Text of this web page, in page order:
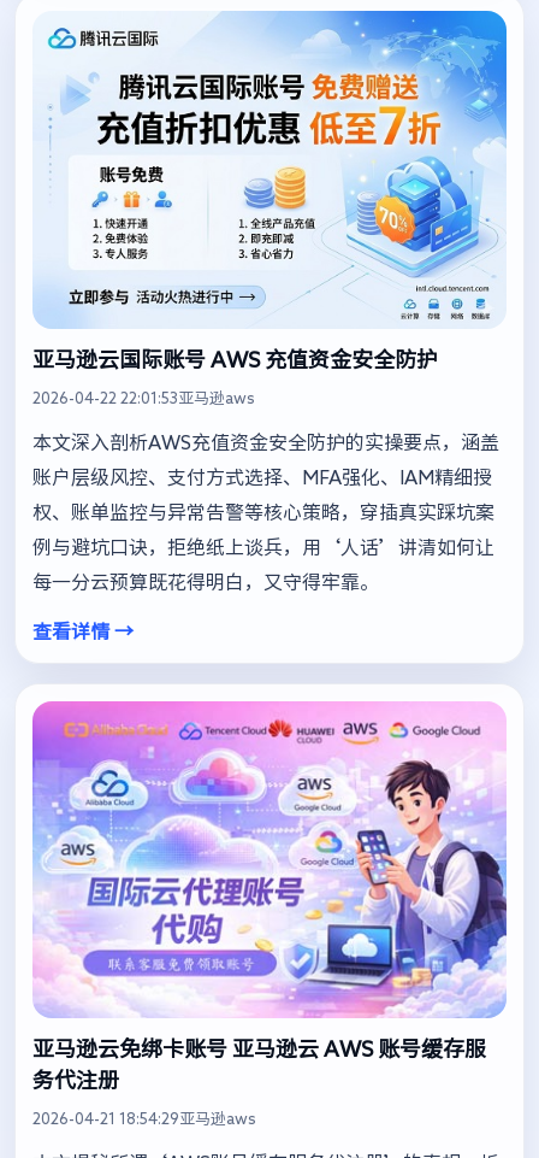
亚马逊云国际账号 AWS 充值资金安全防护
2026-04-22 22:01:53亚马逊aws
本文深入剖析AWS充值资金安全防护的实操要点，涵盖
账户层级风控、支付方式选择、MFA强化、IAM精细授
权、账单监控与异常告警等核心策略，穿插真实踩坑案
例与避坑口诀，拒绝纸上谈兵，用‘人话’讲清如何让
每一分云预算既花得明白，又守得牢靠。
查看详情 →
亚马逊云免绑卡账号 亚马逊云 AWS 账号缓存服
务代注册
2026-04-21 18:54:29亚马逊aws